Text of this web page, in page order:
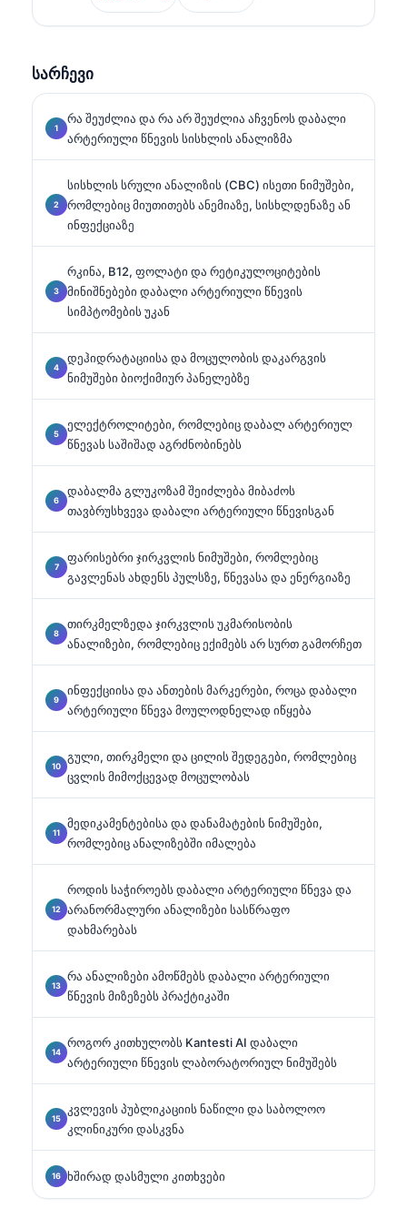
საზოგადოების ყოფილი პრეზიდენტი და
სარჩევი
რა შეუძლია და რა არ შეუძლია აჩვენოს დაბალი
არტერიული წნევის სისხლის ანალიზმა
სისხლის სრული ანალიზის (CBC) ისეთი ნიმუშები,
რომლებიც მიუთითებს ანემიაზე, სისხლდენაზე ან
ინფექციაზე
რკინა, B12, ფოლატი და რეტიკულოციტების
მინიშნებები დაბალი არტერიული წნევის
სიმპტომების უკან
დეჰიდრატაციისა და მოცულობის დაკარგვის
ნიმუშები ბიოქიმიურ პანელებზე
ელექტროლიტები, რომლებიც დაბალ არტერიულ
წნევას საშიშად აგრძნობინებს
დაბალმა გლუკოზამ შეიძლება მიბაძოს
თავბრუსხვევა დაბალი არტერიული წნევისგან
ფარისებრი ჯირკვლის ნიმუშები, რომლებიც
გავლენას ახდენს პულსზე, წნევასა და ენერგიაზე
თირკმელზედა ჯირკვლის უკმარისობის
ანალიზები, რომლებიც ექიმებს არ სურთ გამორჩეთ
ინფექციისა და ანთების მარკერები, როცა დაბალი
არტერიული წნევა მოულოდნელად იწყება
გული, თირკმელი და ცილის შედეგები, რომლებიც
ცვლის მიმოქცევად მოცულობას
მედიკამენტებისა და დანამატების ნიმუშები,
რომლებიც ანალიზებში იმალება
როდის საჭიროებს დაბალი არტერიული წნევა და
არანორმალური ანალიზები სასწრაფო
დახმარებას
რა ანალიზები ამოწმებს დაბალი არტერიული
წნევის მიზეზებს პრაქტიკაში
როგორ კითხულობს Kantesti AI დაბალი
არტერიული წნევის ლაბორატორიულ ნიმუშებს
კვლევის პუბლიკაციის ნაწილი და საბოლოო
კლინიკური დასკვნა
ხშირად დასმული კითხვები